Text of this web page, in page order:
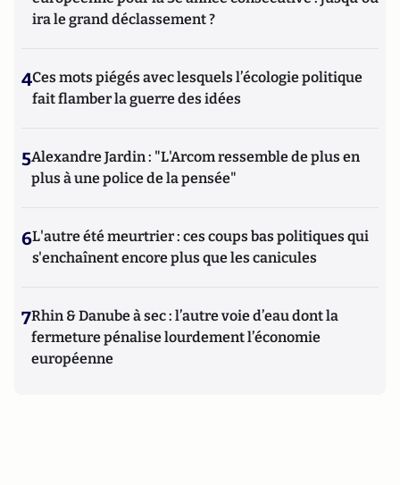
ira le grand déclassement ?
4Ces mots piégés avec lesquels l’écologie politique
fait flamber la guerre des idées
5Alexandre Jardin : "L'Arcom ressemble de plus en
plus à une police de la pensée"
6L'autre été meurtrier : ces coups bas politiques qui
s'enchaînent encore plus que les canicules
7Rhin & Danube à sec : l’autre voie d’eau dont la
fermeture pénalise lourdement l’économie
européenne